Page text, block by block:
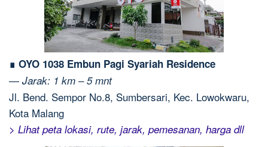
∎ OYO 1038 Embun Pagi Syariah Residence
— Jarak: 1 km – 5 mnt
Jl. Bend. Sempor No.8, Sumbersari, Kec. Lowokwaru,
Kota Malang
> Lihat peta lokasi, rute, jarak, pemesanan, harga dll